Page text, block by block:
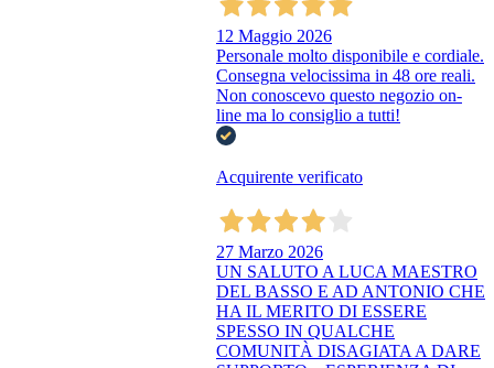
12 Maggio 2026
Personale molto disponibile e cordiale.
Consegna velocissima in 48 ore reali.
Non conoscevo questo negozio on-
line ma lo consiglio a tutti!
Acquirente verificato
27 Marzo 2026
UN SALUTO A LUCA MAESTRO
DEL BASSO E AD ANTONIO CHE
HA IL MERITO DI ESSERE
SPESSO IN QUALCHE
COMUNITÀ DISAGIATA A DARE